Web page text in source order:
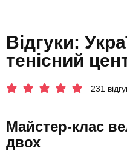
Відгуки:
тенісний
231
Майстер-клас
двох